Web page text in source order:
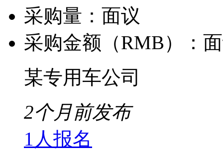
采购量： 面议
采购金额（RMB）：
某专用车公司
2个月前发布
1人报名